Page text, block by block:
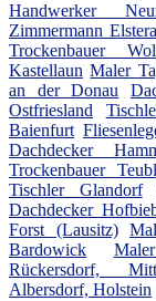
Handwerker
Zimmermann
Trockenbauer
Kastellaun Maler
an der Donau
Ostfriesland
Baienfurt
Dachdecker
Trockenbauer
Tischler Glandorf
Dachdecker
Forst (Lausitz)
Bardowick
Rückersdorf,
Albersdorf, Holstein